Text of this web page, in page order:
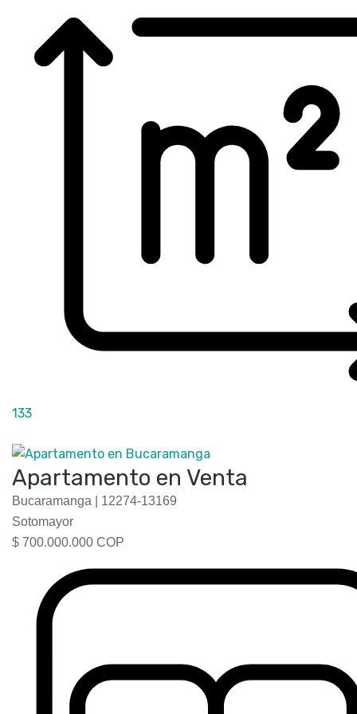
133
Apartamento en Venta
Bucaramanga | 12274-13169
Sotomayor
$ 700.000.000 COP